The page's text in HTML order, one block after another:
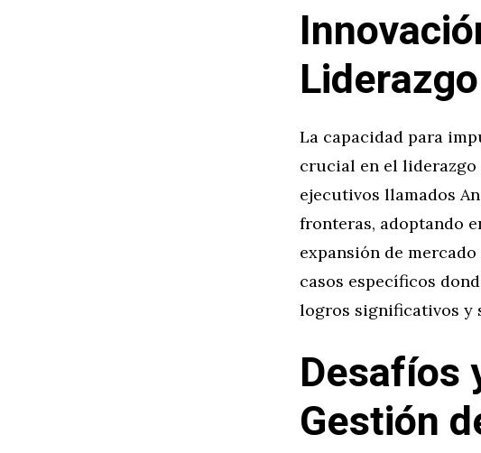
La capacidad para
crucial en el liderazgo
ejecutivos llamados
fronteras, adoptando
expansión de
casos específicos
logros significativos y
Desafíos
Gestión